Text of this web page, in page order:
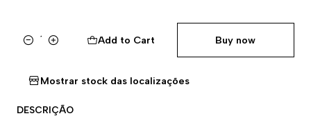
Quantity
Add to Cart Buy now
Mostrar stock das localizações
DESCRIÇÃO